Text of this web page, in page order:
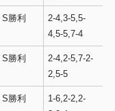
S勝利
2-4,3-5,5-
4,5-5,7-4
S勝利
2-4,2-5,7-2-
2,5-5
S勝利
1-6,2-2,2-